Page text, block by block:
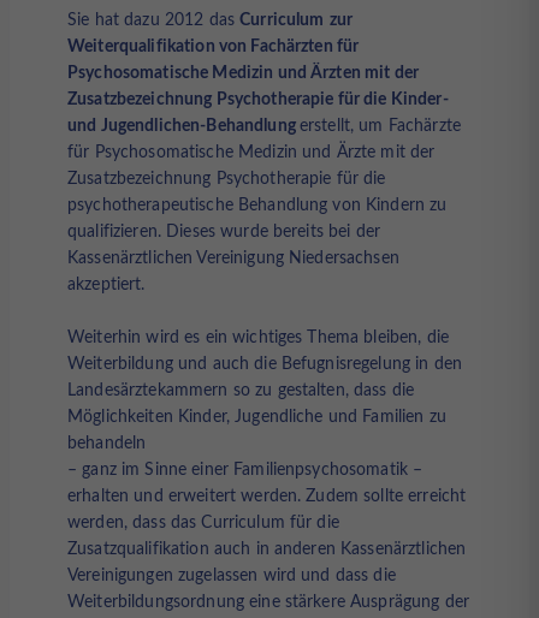
Sie hat dazu 2012 dasCurriculum zur
Weiterqualifikation von Fachärzten für
Psychosomatische Medizin und Ärzten mit der
Zusatzbezeichnung Psychotherapie für die Kinder-
und Jugendlichen-Behandlung erstellt, um Fachärzte
für Psychosomatische Medizin und Ärzte mit der
Zusatzbezeichnung Psychotherapie für die
psychotherapeutische Behandlung von Kindern zu
qualifizieren. Dieses wurde bereits bei der
Kassenärztlichen Vereinigung Niedersachsen
akzeptiert.
Weiterhin wird es ein wichtiges Thema bleiben, die
Weiterbildung und auch die Befugnisregelung in den
Landesärztekammern so zu gestalten, dass die
Möglichkeiten Kinder, Jugendliche und Familien zu
behandeln
– ganz im Sinne einer Familienpsychosomatik –
erhalten und erweitert werden. Zudem sollte erreicht
werden, dass das Curriculum für die
Zusatzqualifikation auch in anderen Kassenärztlichen
Vereinigungen zugelassen wird und dass die
Weiterbildungsordnung eine stärkere Ausprägung der